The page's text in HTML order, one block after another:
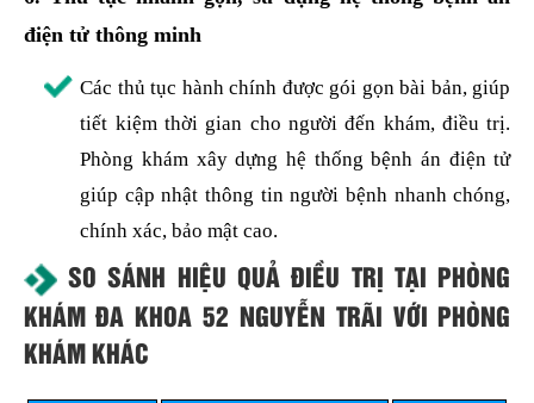
điện tử thông minh
Các thủ tục hành chính được gói gọn bài bản, giúp
tiết kiệm thời gian cho người đến khám, điều trị.
Phòng khám xây dựng hệ thống bệnh án điện tử
giúp cập nhật thông tin người bệnh nhanh chóng,
chính xác, bảo mật cao.
SO SÁNH HIỆU QUẢ ĐIỀU TRỊ TẠI PHÒNG
KHÁM ĐA KHOA 52 NGUYỄN TRÃI VỚI PHÒNG
KHÁM KHÁC